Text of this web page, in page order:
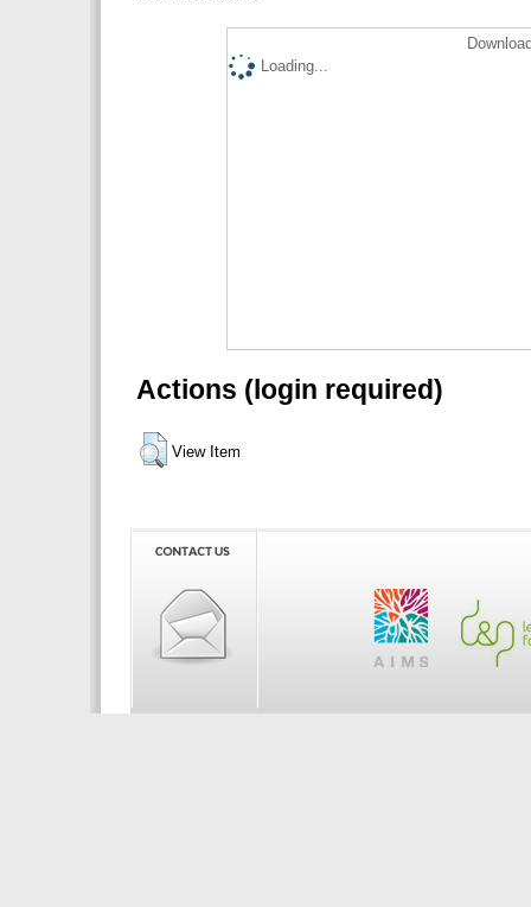
Loading...
Actions (login required)
View Item